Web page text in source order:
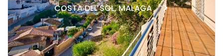
COSTA DEL SOL, MALAGA >